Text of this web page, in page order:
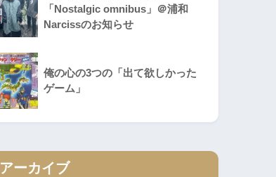
「Nostalgic omnibus」＠浦和
Narcissのお知らせ
俺の心の3つの「出て欲しかった
ゲーム」
アーカイブ